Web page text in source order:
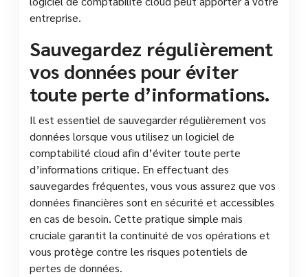
entreprise.
Sauvegardez régulièrement
vos données pour éviter
toute perte d’informations.
Il est essentiel de sauvegarder régulièrement vos
données lorsque vous utilisez un logiciel de
comptabilité cloud afin d’éviter toute perte
d’informations critique. En effectuant des
sauvegardes fréquentes, vous vous assurez que vos
données financières sont en sécurité et accessibles
en cas de besoin. Cette pratique simple mais
cruciale garantit la continuité de vos opérations et
vous protège contre les risques potentiels de
pertes de données.